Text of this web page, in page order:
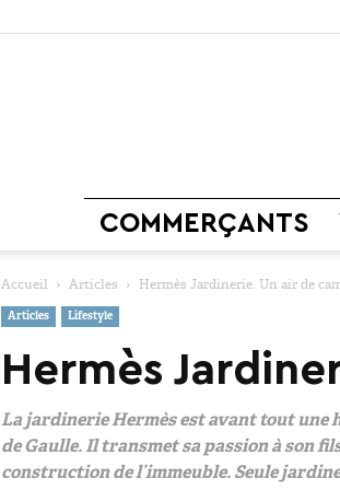
COMMERÇANTS
Accueil Articles Hermès Jardinerie. Un air de
Articles Lifestyle
Hermès
La jardinerie Hermès est avant tout une
de Gaulle. Il transmet sa passion à son
construction de l’immeuble. Seule